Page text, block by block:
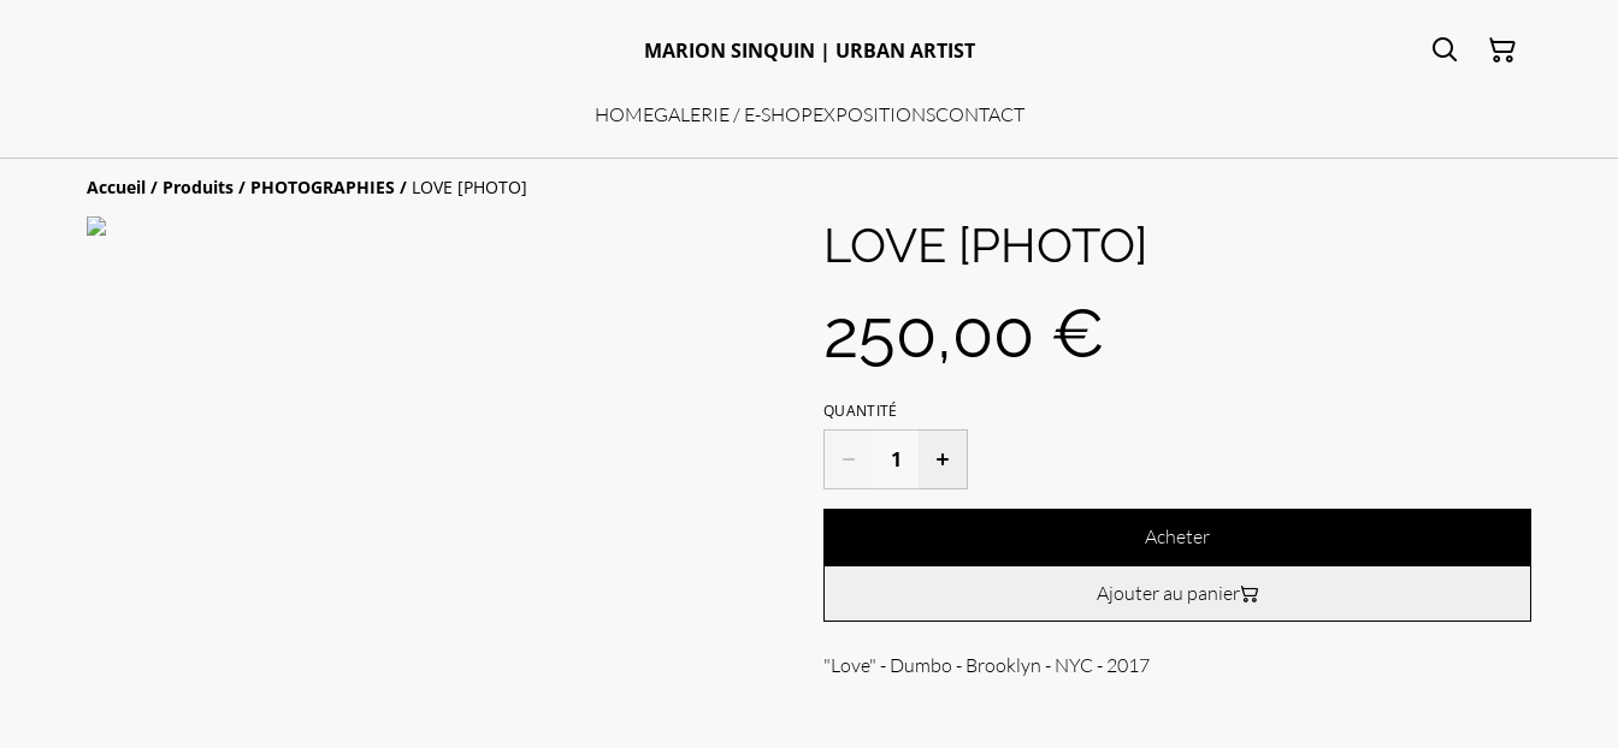
MARION SINQUIN | URBAN ARTIST
HOMEGALERIE / E-SHOPEXPOSITIONSCONTACT
Accueil / Produits / PHOTOGRAPHIES / LOVE [PHOTO]
LOVE [PHOTO]
250,00 €
QUANTITÉ
Acheter
Ajouter au panier
"Love" - Dumbo - Brooklyn - NYC - 2017